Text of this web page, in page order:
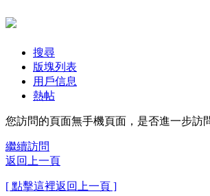
搜尋
版塊列表
用戶信息
熱帖
您訪問的頁面無手機頁面，是否進一步訪
繼續訪問
返回上一頁
[ 點擊這裡返回上一頁 ]